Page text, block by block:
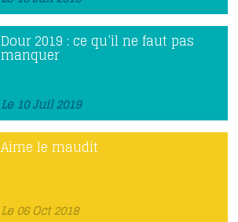
Dour 2019 : ce qu’il ne faut pas
manquer
Le 10 Juil 2019
Aime le maudit
Le 06 Oct 2018